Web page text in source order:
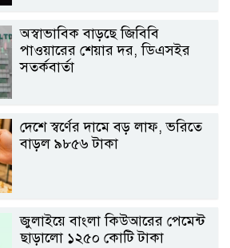
অস্বাভাবিক বাড়ছে জিবিবি
পাওয়ারের শেয়ার দর, ডিএসইর
সতর্কবার্তা
দেশে স্বর্ণের দামে বড় লাফ, ভরিতে
বাড়ল ৯৮৫৬ টাকা
জুলাইয়ে বাংলা কিউআরের পেমেন্ট
ছাড়ালো ১২৫০ কোটি টাকা